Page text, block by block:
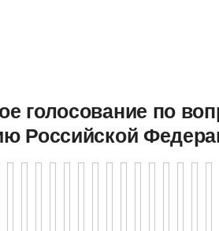
голосование по
Российской